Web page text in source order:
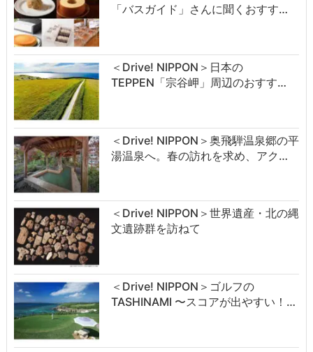
「バスガイド」さんに聞くおすす…
＜Drive! NIPPON＞日本の
TEPPEN「宗谷岬」周辺のおすす…
＜Drive! NIPPON＞奥飛騨温泉郷の平
湯温泉へ。春の訪れを求め、アク…
＜Drive! NIPPON＞世界遺産・北の縄
文遺跡群を訪ねて
＜Drive! NIPPON＞ゴルフの
TASHINAMI 〜スコアが出やすい！…